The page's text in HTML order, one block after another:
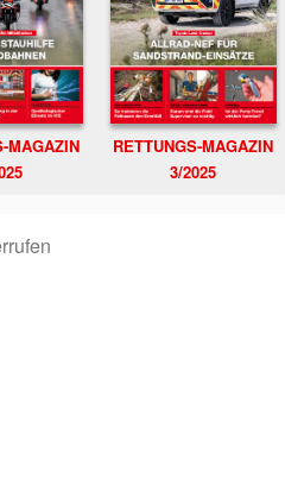
MAGAZIN
RETTUNGS-MAGAZIN
3/2025